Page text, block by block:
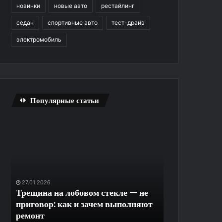
новинки новые авто рестайлинг
седан спортивные авто тест-драйв
электромобиль
Популярные статьи
приговор:
как
зачем
27.01.2026
Трещина на лобовом стекле — не
приговор: как и зачем выполняют
ремонт